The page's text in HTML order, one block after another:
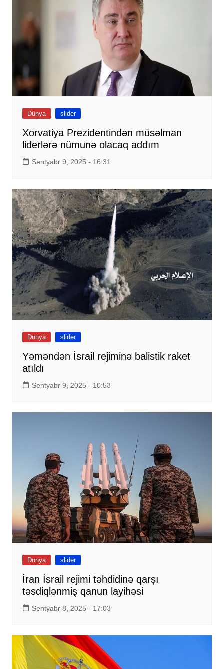
Dünya slider
Xorvatiya Prezidentindən müsəlman
liderlərə nümunə olacaq addım
Sentyabr 9, 2025 - 16:31
Dünya slider
Yəməndən İsrail rejiminə balistik raket
atıldı
Sentyabr 9, 2025 - 10:53
Dünya slider
İran İsrail rejimi təhdidinə qarşı
təsdiqlənmiş qanun layihəsi
Sentyabr 8, 2025 - 17:03